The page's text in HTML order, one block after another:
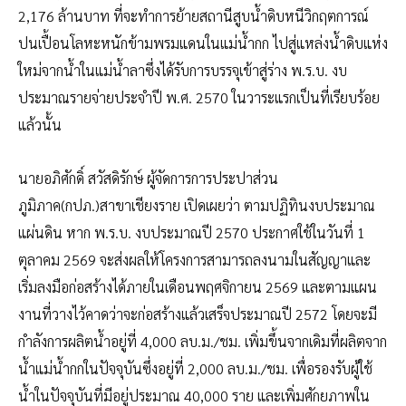
2,176 ล้านบาท ที่จะทำการย้ายสถานีสูบน้ำดิบหนีวิกฤตการณ์
ปนเปื้อนโลหะหนักข้ามพรมแดนในแม่น้ำกก ไปสู่แหล่งน้ำดิบแห่ง
ใหม่จากน้ำในแม่น้ำลาซึ่งได้รับการบรรจุเข้าสู่ร่าง พ.ร.บ. งบ
ประมาณรายจ่ายประจำปี พ.ศ. 2570 ในวาระแรกเป็นที่เรียบร้อย
แล้วนั้น
นายอภิศักดิ์ สวัสดิรักษ์ ผู้จัดการการประปาส่วน
ภูมิภาค(กปภ.)สาขาเชียงราย เปิดเผยว่า ตามปฏิทินงบประมาณ
แผ่นดิน หาก พ.ร.บ. งบประมาณปี 2570 ประกาศใช้ในวันที่ 1
ตุลาคม 2569 จะส่งผลให้โครงการสามารถลงนามในสัญญาและ
เริ่มลงมือก่อสร้างได้ภายในเดือนพฤศจิกายน 2569 และตามแผน
งานที่วางไว้คาดว่าจะก่อสร้างแล้วเสร็จประมาณปี 2572 โดยจะมี
กำลังการผลิตน้ำอยู่ที่ 4,000 ลบ.ม./ชม. เพิ่มขึ้นจากเดิมที่ผลิตจาก
น้ำแม่น้ำกกในปัจจุบันซึ่งอยู่ที่ 2,000 ลบ.ม./ชม. เพื่อรองรับผู้ใช้
น้ำในปัจจุบันที่มีอยู่ประมาณ 40,000 ราย และเพิ่มศักยภาพใน